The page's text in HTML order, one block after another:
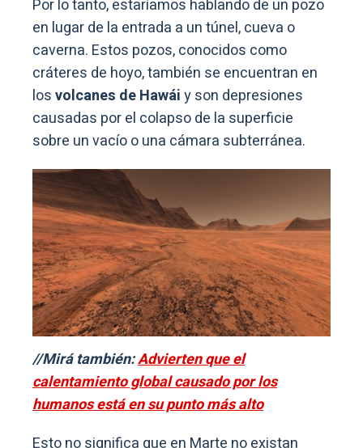
Por lo tanto, estaríamos hablando de un pozo
en lugar de la entrada a un túnel, cueva o
caverna. Estos pozos, conocidos como
cráteres de hoyo, también se encuentran en
losvolcanes de Hawáiy son depresiones
causadas por el colapso de la superficie
sobre un vacío o una cámara subterránea.
//Mirá también:Advierten que el
calentamiento global causado por los
humanos está en su punto más alto
Esto no significa que en Marte no existan